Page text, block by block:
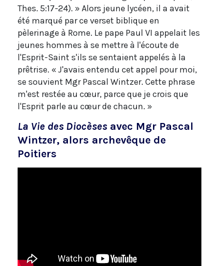
Thes. 5:17-24). » Alors jeune lycéen, il a avait
été marqué par ce verset biblique en
pèlerinage à Rome. Le pape Paul VI appelait les
jeunes hommes à se mettre à l'écoute de
l'Esprit-Saint s'ils se sentaient appelés à la
prêtrise. « J'avais entendu cet appel pour moi,
se souvient Mgr Pascal Wintzer. Cette phrase
m'est restée au cœur, parce que je crois que
l'Esprit parle au cœur de chacun. »
La Vie des Diocèses avec Mgr Pascal
Wintzer, alors archevêque de
Poitiers